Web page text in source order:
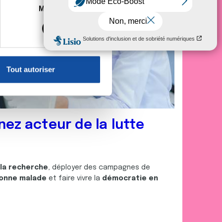
à plusieurs mètres près
reportez-vous à lasection «
sur les cookies.
informations que
Marketing
Tout autoriser
acteur de la lutte
recherche, déployer des campagnes de
malade et faire vivre la démocratie en